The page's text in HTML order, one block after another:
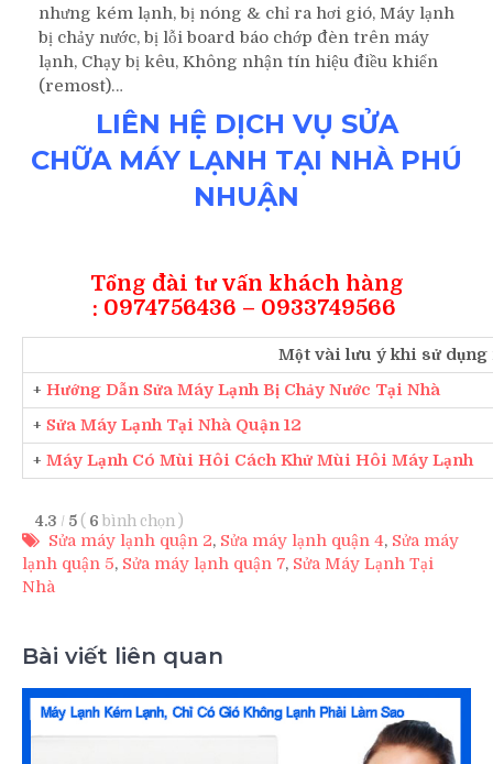
nhưng kém lạnh, bị nóng & chỉ ra hơi gió, Máy lạnh
bị chảy nước, bị lỗi board báo chớp đèn trên máy
lạnh, Chạy bị kêu, Không nhận tín hiệu điều khiển
(remost)…
LIÊN HỆ DỊCH VỤ SỬA
CHỮA MÁY LẠNH TẠI NHÀ PHÚ
NHUẬN
Tổng đài tư vấn khách hàng
: 0974756436 – 0933749566
Một vài lưu ý khi sử dụng
+ Hướng Dẫn Sửa Máy Lạnh Bị Chảy Nước Tại Nhà
+ Sửa Máy Lạnh Tại Nhà Quận 12
+ Máy Lạnh Có Mùi Hôi Cách Khử Mùi Hôi Máy Lạnh
4.3 / 5 ( 6 bình chọn )
Sửa máy lạnh quận 2, Sửa máy lạnh quận 4, Sửa máy
lạnh quận 5, Sửa máy lạnh quận 7, Sửa Máy Lạnh Tại
Nhà
Bài viết liên quan